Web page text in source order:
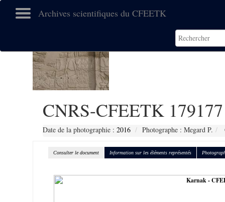
Archives scientifiques du CFEETK
CNRS-CFEETK 179177
Date de la photographie : 2016 Photographe : Megard P.
Consulter le document Information sur les éléments représentés